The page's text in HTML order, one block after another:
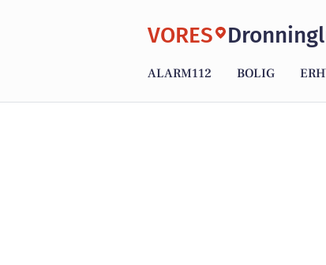
VORES
ALARM112 BOLIG